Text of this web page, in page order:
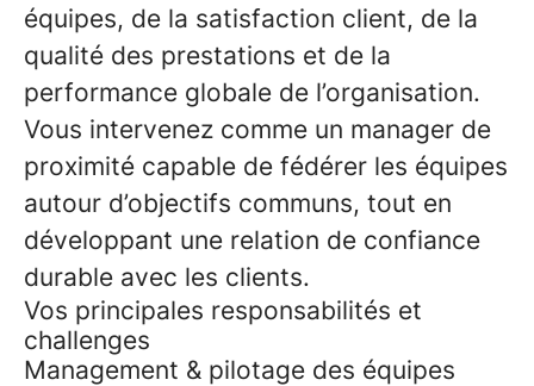
équipes, de la satisfaction client, de la
qualité des prestations et de la
performance globale de l’organisation.
Vous intervenez comme un manager de
proximité capable de fédérer les équipes
autour d’objectifs communs, tout en
développant une relation de confiance
durable avec les clients.
Vos principales responsabilités et
challenges
Management & pilotage des équipes